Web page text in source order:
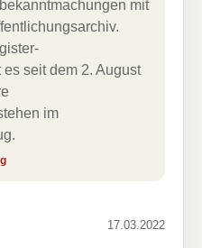
mit
seit dem 2. August
im
17.03.2022